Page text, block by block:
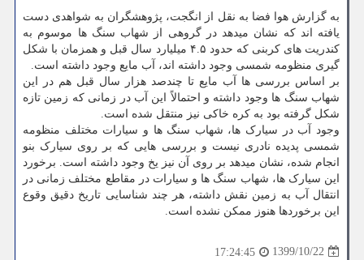
به گزارش هوا فضا به نقل از انگجت، پژوهشگران به شواهدی دست
یافته اند که نشان میدهد در گروهی از شهاب سنگ ها موسوم به
کندریت های کربنی که حدود ۴.۵ میلیارد سال قبل و همزمان با شکل
گیری منظومه شمسی وجود داشته اند، آب مایع وجود داشته است.
بر اساس بررسی ها آب مایع تا چندصد هزار سال قبل هم در این
شهاب سنگ ها وجود داشته و احتمالاً این آب در زمانی که زمین تازه
شکل گرفته بود به کره خاکی نیز منتقل شده است.
وجود آب در سیارک ها، شهاب سنگ ها و سیارات مختلف منظومه
شمسی پدیده نادری نیست و بررسی هایی که بر روی سیارک بنو
انجام شده، نشان میدهد بر روی آن نیز یخ وجود داشته است. برخورد
این سیارک ها، شهاب سنگ ها و سیارات در مقاطع مختلف زمانی در
انتقال آب به زمین نقش داشته، هر چند شناسایی تاریخ دقیق وقوع
این برخوردها هنوز ممکن نشده است.
1399/10/22
17:24:45